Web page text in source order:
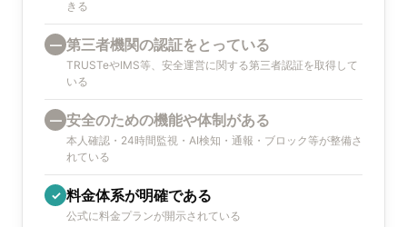
きる
— 第三者機関の認証をとっている
TRUSTeやIMS等、安全運営に関する第三者認証を取得して
いる
— 安全のための機能や体制がある
本人確認・24時間監視・AI検知・通報・ブロック等が整備さ
れている
✓ 料金体系が明確である
公式に料金プランが開示されている